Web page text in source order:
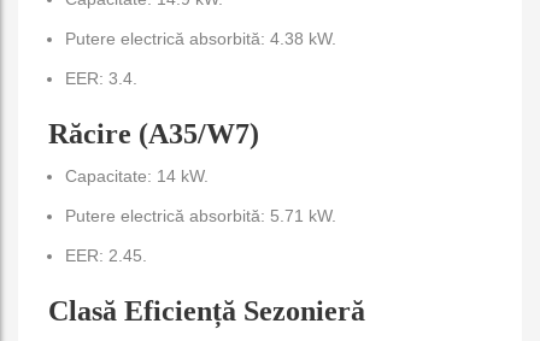
Putere electrică absorbită: 4.38 kW.
EER: 3.4.
Răcire (A35/W7)
Capacitate: 14 kW.
Putere electrică absorbită: 5.71 kW.
EER: 2.45.
Clasă Eficiență Sezonieră